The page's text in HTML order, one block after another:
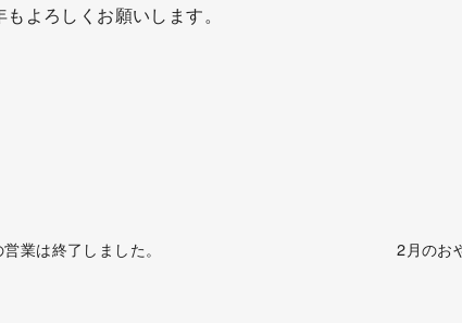
よろしくお願いします。
業は終了しました。 2月のお